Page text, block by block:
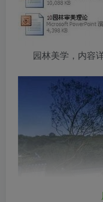
园林美学，内容